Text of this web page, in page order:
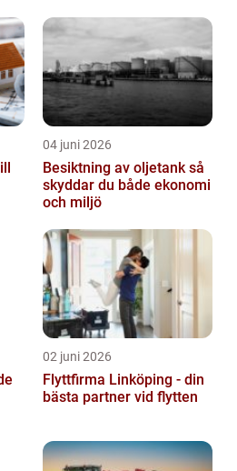
04 juni 2026
Besiktning av oljetank så
skyddar du både ekonomi
och miljö
02 juni 2026
Flyttfirma Linköping - din
bästa partner vid flytten